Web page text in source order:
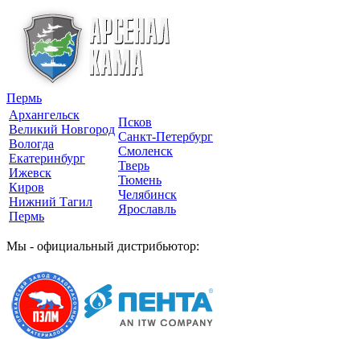
Пермь
Архангельск
Великий Новгород
Вологда
Екатеринбург
Ижевск
Киров
Нижний Тагил
Пермь
Псков
Санкт-Петербург
Смоленск
Тверь
Тюмень
Челябинск
Ярославль
Мы - официальный дистрибьютор: